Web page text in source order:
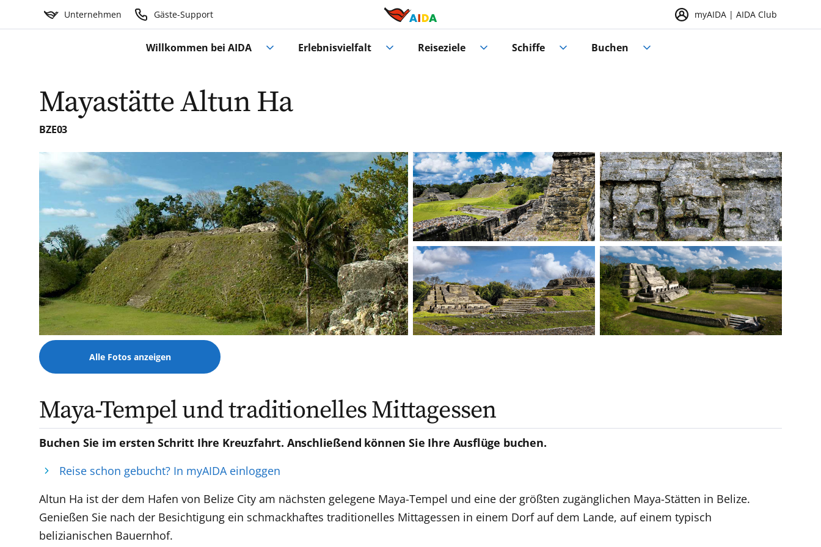
Unternehmen Gäste-Support myAIDA | AIDA Club
Willkommen bei AIDA Erlebnisvielfalt Reiseziele Schiffe Buchen
Mayastätte Altun Ha
BZE03
Alle Fotos anzeigen
Maya-Tempel und traditionelles Mittagessen
Buchen Sie im ersten Schritt Ihre Kreuzfahrt. Anschließend können Sie Ihre Ausflüge buchen.
Reise schon gebucht? In myAIDA einloggen
Altun Ha ist der dem Hafen von Belize City am nächsten gelegene Maya-Tempel und eine der größten zugänglichen Maya-Stätten in Belize.
Genießen Sie nach der Besichtigung ein schmackhaftes traditionelles Mittagessen in einem Dorf auf dem Lande, auf einem typisch
belizianischen Bauernhof.